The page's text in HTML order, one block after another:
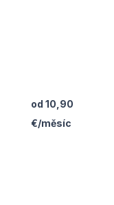
od 10,90
€/měsíc